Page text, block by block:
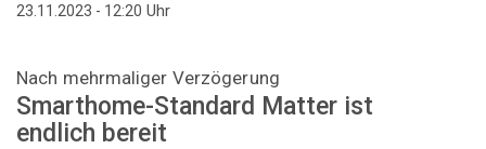
23.11.2023 - 12:20 Uhr
Nach mehrmaliger Verzögerung
Smarthome-Standard Matter ist
endlich bereit